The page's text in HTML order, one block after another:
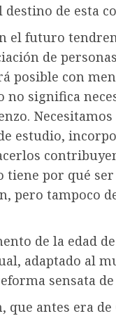
de esta
el futuro
de
posible con
no significa
estudio,
tiene por qué
pero tampoco
de la edad
adaptado al
sensata
que antes era